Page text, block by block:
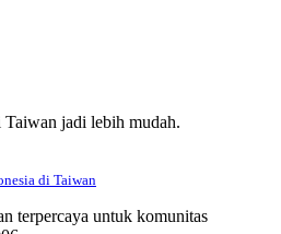
jadi lebih mudah.
di Taiwan
terpercaya untuk komunitas